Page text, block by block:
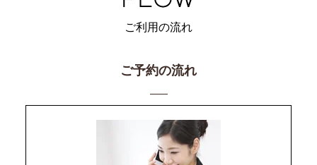
ご利用の流れ
ご予約の流れ